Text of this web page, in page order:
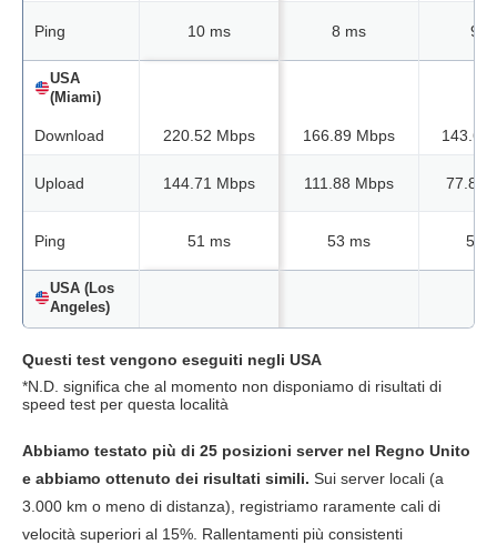
Ping
USA
(Miami)
Download
Upload
Ping
USA (Los
Angeles)
Upload
Ping
USA (New
York)
10 ms
220.52 Mbps
144.71 Mbps
51 ms
110.16 Mbps
41 ms
8 ms
166.89 Mbps
111.88 Mbps
53 ms
66.42 Mbps
42 ms
9
143.62
77.82
54
42
Questi test vengono eseguiti negli USA
*N.D. significa che al momento non disponiamo di risultati di
speed test per questa località
Abbiamo testato più di 25 posizioni server nel Regno Unito
e abbiamo ottenuto dei risultati simili. Sui server locali (a
3.000 km o meno di distanza), registriamo raramente cali di
velocità superiori al 15%. Rallentamenti più consistenti